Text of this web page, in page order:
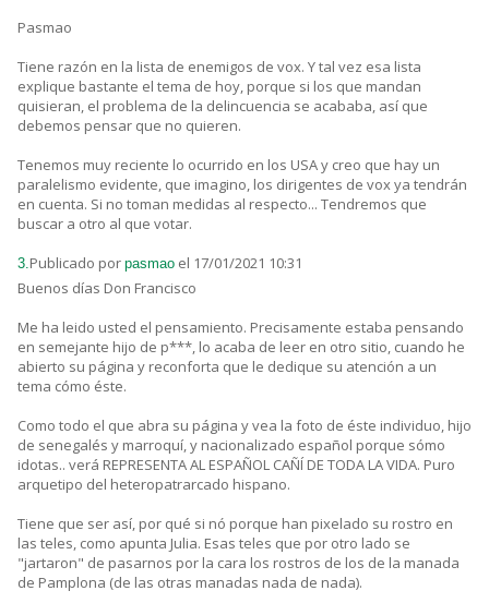
Pasmao
Tiene razón en la lista de enemigos de vox. Y tal vez esa lista
explique bastante el tema de hoy, porque si los que mandan
quisieran, el problema de la delincuencia se acababa, así que
debemos pensar que no quieren.
Tenemos muy reciente lo ocurrido en los USA y creo que hay un
paralelismo evidente, que imagino, los dirigentes de vox ya tendrán
en cuenta. Si no toman medidas al respecto... Tendremos que
buscar a otro al que votar.
3.Publicado por pasmao el 17/01/2021 10:31
Buenos días Don Francisco
Me ha leido usted el pensamiento. Precisamente estaba pensando
en semejante hijo de p***, lo acaba de leer en otro sitio, cuando he
abierto su página y reconforta que le dedique su atención a un
tema cómo éste.
Como todo el que abra su página y vea la foto de éste individuo, hijo
de senegalés y marroquí, y nacionalizado español porque sómo
idotas.. verá REPRESENTA AL ESPAÑOL CAÑÍ DE TODA LA VIDA. Puro
arquetipo del heteropatrarcado hispano.
Tiene que ser así, por qué si nó porque han pixelado su rostro en
las teles, como apunta Julia. Esas teles que por otro lado se
"jartaron" de pasarnos por la cara los rostros de los de la manada
de Pamplona (de las otras manadas nada de nada).